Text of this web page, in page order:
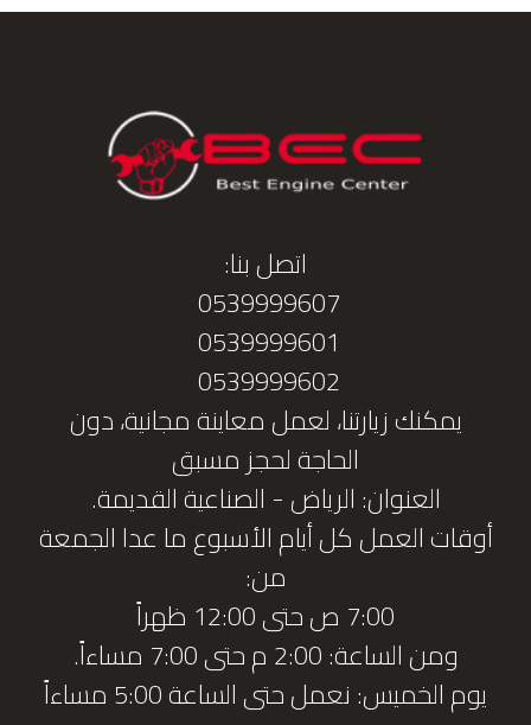
اتصل بنا:
0539999607
0539999601
0539999602
يمكنك زيارتنا، لعمل معاينة مجانية، دون
الحاجة لحجز مسبق
العنوان: الرياض - الصناعية القديمة.
أوقات العمل كل أيام الأسبوع ما عدا الجمعة
من:
7:00 ص حتى 12:00 ظهراً
ومن الساعة: 2:00 م حتى 7:00 مساءاً.
يوم الخميس: نعمل حتى الساعة 5:00 مساءاً